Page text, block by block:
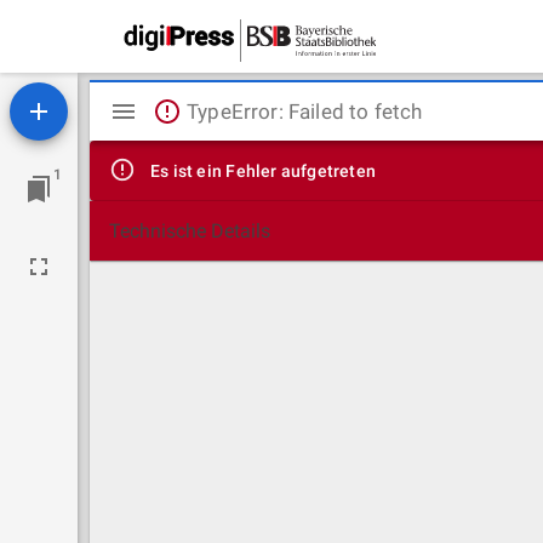
1
Mirador
Viewer
TypeError: Failed to fetch
Es ist ein Fehler aufgetreten
Technische Details